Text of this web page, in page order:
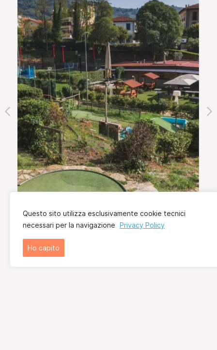
Questo sito utilizza esclusivamente cookie tecnici
necessari per la navigazione Privacy Policy
Ho capito